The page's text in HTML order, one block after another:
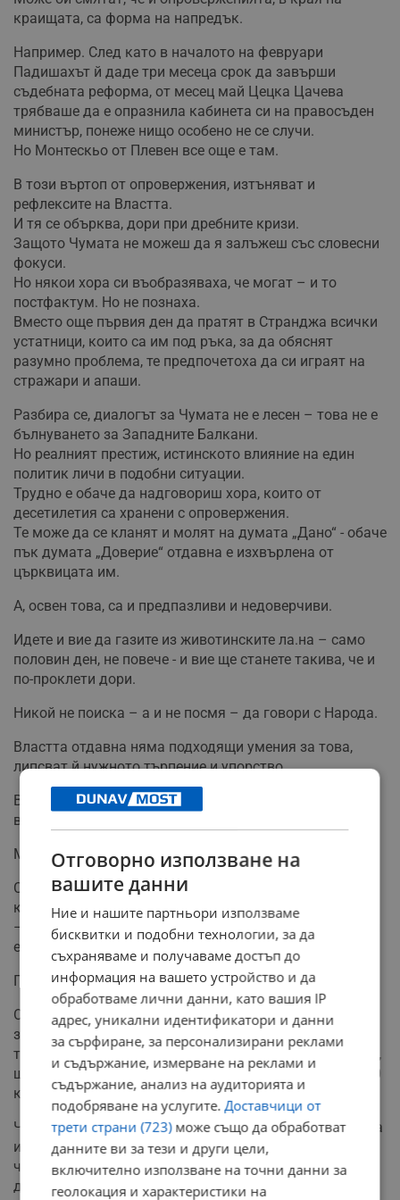
краищата, са форма на напредък.
Например. След като в началото на февруари
Падишахът й даде три месеца срок да завърши
съдебната реформа, от месец май Цецка Цачева
трябваше да е опразнила кабинета си на правосъден
министър, понеже нищо особено не се случи.
Но Монтескьо от Плевен все още е там.
В този въртоп от опровержения, изтъняват и
рефлексите на Властта.
И тя се обърква, дори при дребните кризи.
Защото Чумата не можеш да я залъжеш със словесни
фокуси.
Но някои хора си въобразяваха, че могат – и то
постфактум. Но не познаха.
Вместо още първия ден да пратят в Странджа всички
устатници, които са им под ръка, за да обяснят
разумно проблема, те предпочетоха да си играят на
стражари и апаши.
Разбира се, диалогът за Чумата не е лесен – това не е
бълнуването за Западните Балкани.
Но реалният престиж, истинското влияние на един
политик личи в подобни ситуации.
Трудно е обаче да надговориш хора, които от
десетилетия са хранени с опровержения.
Те може да се кланят и молят на думата „Дано“ - обаче
пък думата „Доверие“ отдавна е изхвърлена от
църквицата им.
А, освен това, са и предпазливи и недоверчиви.
Идете и вие да газите из животинските ла.на – само
половин ден, не повече - и вие ще станете такива, че и
по-проклети дори.
Никой не поиска – а и не посмя – да говори с Народа.
Властта отдавна няма подходящи умения за това,
липсват й нужното търпение и упорство.
Всъщност, на нея й е по-лесно да върти Ножа, както
винаги.
Между другото, пак се движат със закъснение.
Стопаните, в поразената от Чумата зона, започват да
колят добитъка, който предстои да бъде евтаназиран
– и да складират месото във фризери. А безопасно ли
е то? Кой да ти каже.
Пак се изплюват прибързани недомислици.
От Би Ти Ви съобщиха, че според министъра на
земеделието, оградата по румънската граница, която
трябва да спира заразените с африканска чума свине,
ще струва около 80 хиляди лева – и това за около 130
километра!
Четири реда бодлива тел – да бяхте направили такава
и срещу бежанците - условна, предупредителна, знак,
че прекрачиш ли я, нарушаваш законите на една
държава.
Отговорно използване на
вашите данни
Ние и нашите партньори използваме
бисквитки и подобни технологии, за да
съхраняваме и получаваме достъп до
информация на вашето устройство и да
обработваме лични данни, като вашия IP
адрес, уникални идентификатори и данни
за сърфиране, за персонализирани реклами
и съдържание, измерване на реклами и
съдържание, анализ на аудиторията и
подобряване на услугите.Доставчици от
трети страни (723)може също да обработват
данните ви за тези и други цели,
включително използване на точни данни за
геолокация и характеристики на